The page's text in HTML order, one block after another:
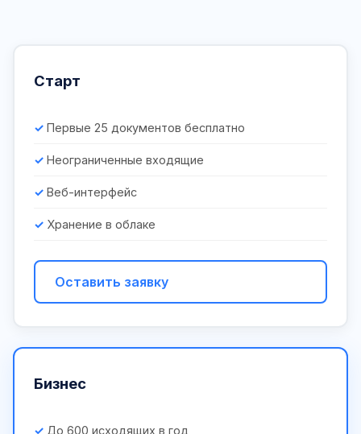
Старт
Первые 25 документов бесплатно
Неограниченные входящие
Веб-интерфейс
Хранение в облаке
Оставить заявку
Бизнес
До 600 исходящих в год